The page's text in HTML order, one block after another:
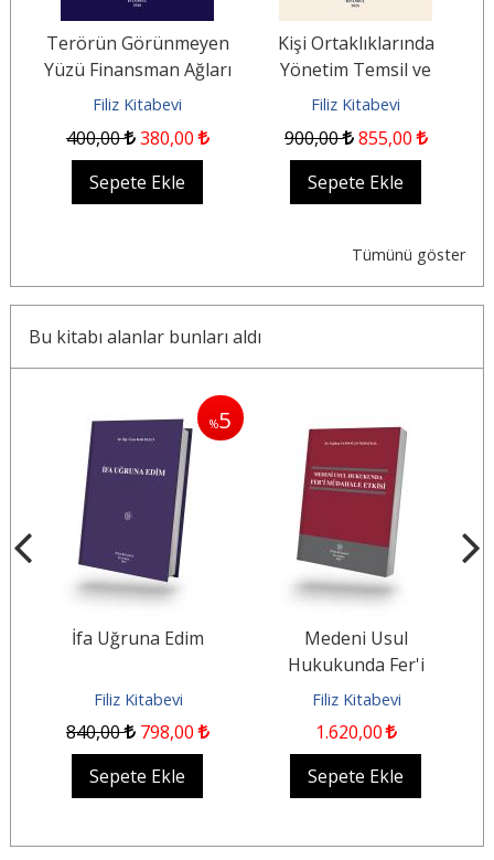
Terörün Görünmeyen
Yüzü Finansman Ağları
Kaynaklar ve
Filiz Kitabevi
400,00 380,00
Sepete Ekle
Kişi Ortaklıklarında
Yönetim Temsil ve
Sorumluluk
Filiz Kitabevi
900,00 855,00
Sepete Ekle
Tümünü göster
Bu kitabı alanlar bunları aldı
%5
İfa Uğruna Edim
Filiz Kitabevi
840,00 798,00
Sepete Ekle
Medeni Usul
Hukukunda Fer'i
Müdahale Etkisi
Filiz Kitabevi
1.620,00
Sepete Ekle